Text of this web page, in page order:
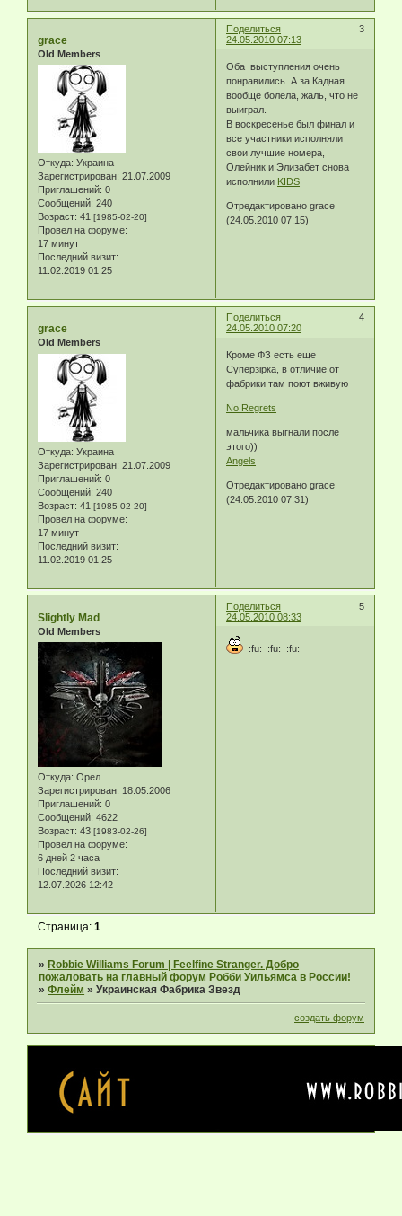
Поделиться
3
24.05.2010 07:13
grace
Old Members
Откуда: Украина
Зарегистрирован: 21.07.2009
Приглашений: 0
Сообщений: 240
Возраст: 41 [1985-02-20]
Провел на форуме:
17 минут
Последний визит:
11.02.2019 01:25
Оба выступления очень
понравились. А за Кадная
вообще болела, жаль, что не
выиграл.
В воскресенье был финал и
все участники исполняли
свои лучшие номера,
Олейник и Элизабет снова
исполнили KIDS
Отредактировано grace
(24.05.2010 07:15)
Поделиться
4
24.05.2010 07:20
grace
Old Members
Откуда: Украина
Зарегистрирован: 21.07.2009
Приглашений: 0
Сообщений: 240
Возраст: 41 [1985-02-20]
Провел на форуме:
17 минут
Последний визит:
11.02.2019 01:25
Кроме ФЗ есть еще
Суперзірка, в отличие от
фабрики там поют вживую
No Regrets
мальчика выгнали после
этого))
Angels
Отредактировано grace
(24.05.2010 07:31)
Поделиться
5
24.05.2010 08:33
Slightly Mad
Old Members
Откуда: Орел
Зарегистрирован: 18.05.2006
Приглашений: 0
Сообщений: 4622
Возраст: 43 [1983-02-26]
Провел на форуме:
6 дней 2 часа
Последний визит:
12.07.2026 12:42
:fu: :fu: :fu:
Страница:1
»Robbie Williams Forum | Feelfine Stranger. Добро
пожаловать на главный форум Робби Уильямса в России!
»Флейм »Украинская Фабрика Звезд
создать форум